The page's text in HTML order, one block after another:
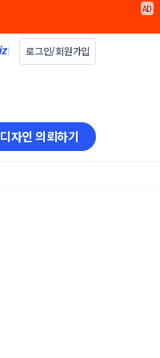
AD
로그인/회원가입
디자인 의뢰하기